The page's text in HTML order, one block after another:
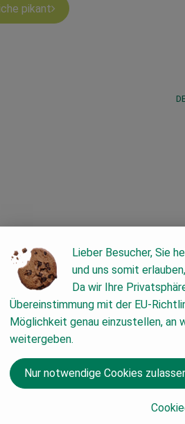
pikant
,
Lieber Besucher, Sie
und uns somit
Da wir Ihre
Übereinstimmung mit der EU-
Möglichkeit genau einzustellen, an
weitergeben.
Nur notwendige Cookies